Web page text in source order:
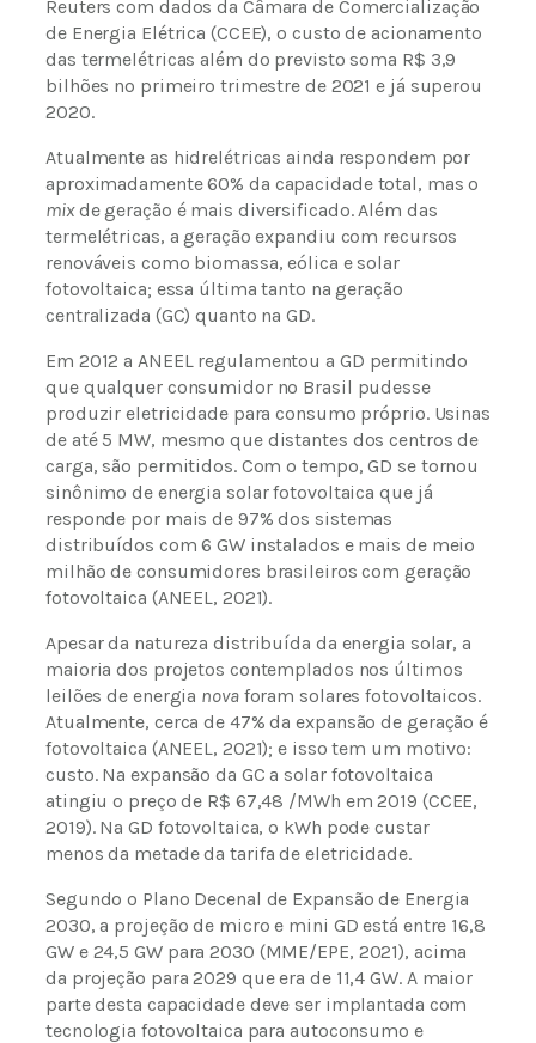
Reuters com dados da Câmara de Comercialização
de Energia Elétrica (CCEE), o custo de acionamento
das termelétricas além do previsto soma R$ 3,9
bilhões no primeiro trimestre de 2021 e já superou
2020.
Atualmente as hidrelétricas ainda respondem por
aproximadamente 60% da capacidade total, mas o
mixde geração é mais diversificado. Além das
termelétricas, a geração expandiu com recursos
renováveis como biomassa, eólica e solar
fotovoltaica; essa última tanto na geração
centralizada (GC) quanto na GD.
Em 2012 a ANEEL regulamentou a GD permitindo
que qualquer consumidor no Brasil pudesse
produzir eletricidade para consumo próprio. Usinas
de até 5 MW, mesmo que distantes dos centros de
carga, são permitidos. Com o tempo, GD se tornou
sinônimo de energia solar fotovoltaica que já
responde por mais de 97% dos sistemas
distribuídos com 6 GW instalados e mais de meio
milhão de consumidores brasileiros com geração
fotovoltaica (ANEEL, 2021).
Apesar da natureza distribuída da energia solar, a
maioria dos projetos contemplados nos últimos
leilões de energia novaforam solares fotovoltaicos.
Atualmente, cerca de 47% da expansão de geração é
fotovoltaica (ANEEL, 2021); e isso tem um motivo:
custo. Na expansão da GC a solar fotovoltaica
atingiu o preço de R$ 67,48 /MWh em 2019 (CCEE,
2019). Na GD fotovoltaica, o kWh pode custar
menos da metade da tarifa de eletricidade.
Segundo o Plano Decenal de Expansão de Energia
2030, a projeção de micro e mini GD está entre 16,8
GW e 24,5 GW para 2030 (MME/EPE, 2021), acima
da projeção para 2029 que era de 11,4 GW. A maior
parte desta capacidade deve ser implantada com
tecnologia fotovoltaica para autoconsumo e